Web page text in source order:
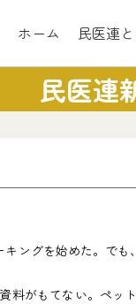
ホーム 民医連
民医連
ングを始めた。
がもてない。ペ